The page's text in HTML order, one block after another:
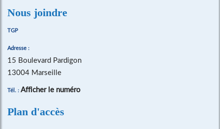
Nous joindre
TGP
Adresse :
15 Boulevard Pardigon
13004 Marseille
Tél. : Afficher le numéro
Plan d'accès